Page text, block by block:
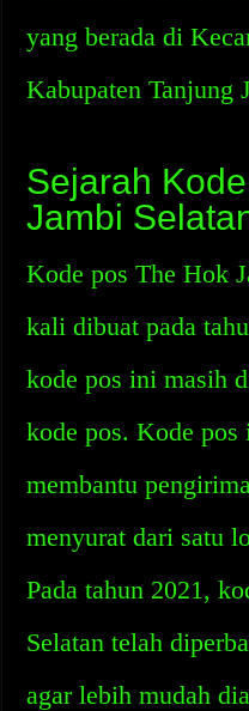
yang berada di
Kabupaten Tanjung
Sejarah
Jambi
Kode pos The Hok
kali dibuat pada
kode pos ini masih
kode pos. Kode
membantu
menyurat dari satu
Pada tahun 2021,
Selatan telah
agar lebih mudah